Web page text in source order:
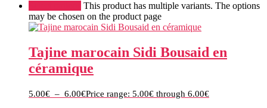
This product has multiple variants. The options
may be chosen on the product page
Tajine marocain Sidi Bousaid en
céramique
5.00€ – 6.00€Price range: 5.00€ through 6.00€